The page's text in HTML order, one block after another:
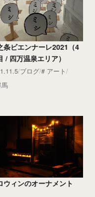
条ビエンナーレ2021（4
/ 四万温泉エリア）
ブログ
アート
ウィンのオーナメント